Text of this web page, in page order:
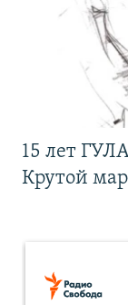
15 лет
Крутой